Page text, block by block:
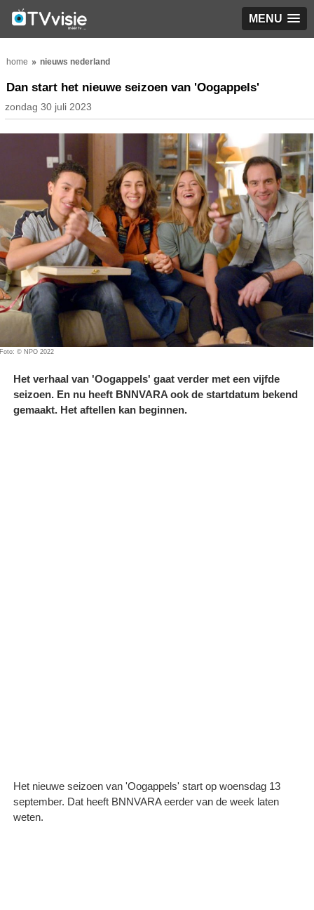
MENU
home nieuws nederland
Dan start het nieuwe seizoen van 'Oogappels'
zondag 30 juli 2023
Foto: © NPO 2022
Het verhaal van 'Oogappels' gaat verder met een vijfde
seizoen. En nu heeft BNNVARA ook de startdatum bekend
gemaakt. Het aftellen kan beginnen.
Het nieuwe seizoen van 'Oogappels' start op woensdag 13
september. Dat heeft BNNVARA eerder van de week laten
weten.